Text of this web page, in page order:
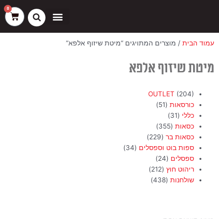
0
עגלת
קניות
עמוד הבית / מוצרים המתויגים “מיטת שיזוף אלפא”
מיטת שיזוף אלפא
OUTLET (204)
כורסאות (51)
כללי (31)
כסאות (355)
כסאות בר (229)
ספות בוט וספסלים (34)
ספסלים (24)
ריהוט חוץ (212)
שולחנות (438)